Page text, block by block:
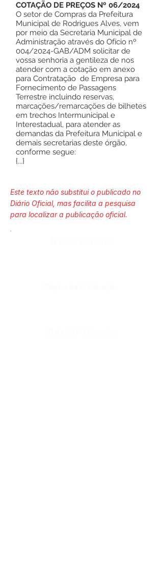
COTAÇÃO DE PREÇOS Nº 06/2024
O setor de Compras da Prefeitura
Municipal de Rodrigues Alves, vem
por meio da Secretaria Municipal de
Administração através do Ofício nº
004/2024-GAB/ADM solicitar de
vossa senhoria a gentileza de nos
atender com a cotação em anexo
para Contratação de Empresa para
Fornecimento de Passagens
Terrestre incluindo reservas,
marcações/remarcações de bilhetes
em trechos Intermunicipal e
Interestadual, para atender as
demandas da Prefeitura Municipal e
demais secretarias deste órgão,
conforme segue:
{...}
Este texto não substitui o publicado no
Diário Oficial, mas facilita a pesquisa
para localizar a publicação oficial.